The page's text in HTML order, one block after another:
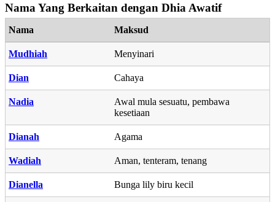
Nama Yang Berkaitan dengan Dhia Awatif
Nama Maksud
Mudhiah Menyinari
Dian Cahaya
Nadia
Awal mula sesuatu, pembawa
kesetiaan
Dianah Agama
Wadiah Aman, tenteram, tenang
Dianella Bunga lily biru kecil